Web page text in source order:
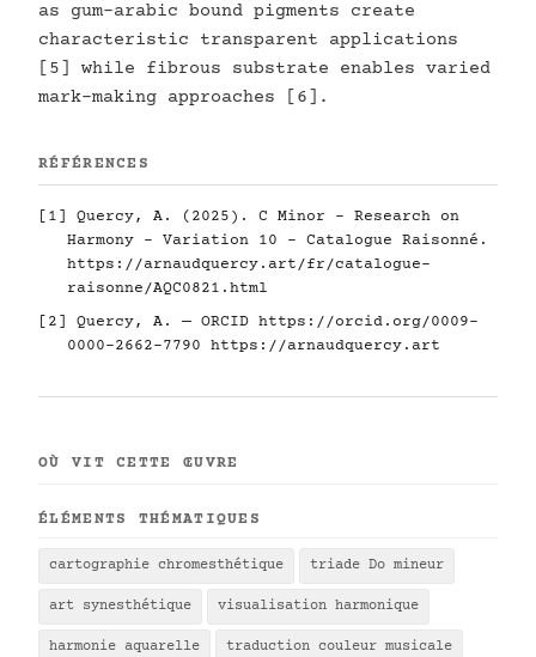
as gum-arabic bound pigments create
characteristic transparent applications
[5] while fibrous substrate enables varied
mark-making approaches [6].
RÉFÉRENCES
[1] Quercy, A. (2025). C Minor - Research on
Harmony - Variation 10 - Catalogue Raisonné.
https://arnaudquercy.art/fr/catalogue-
raisonne/AQC0821.html
[2] Quercy, A. — ORCID https://orcid.org/0009-
0000-2662-7790
https://arnaudquercy.art
OÙ VIT CETTE ŒUVRE
ÉLÉMENTS THÉMATIQUES
cartographie chromesthétique triade Do mineur
art synesthétique visualisation harmonique
harmonie aquarelle traduction couleur musicale